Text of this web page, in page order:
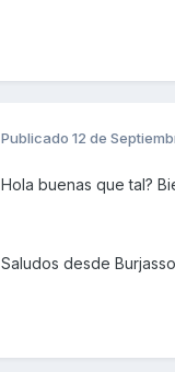
Publicado 12 de
Hola buenas que tal?
Saludos desde